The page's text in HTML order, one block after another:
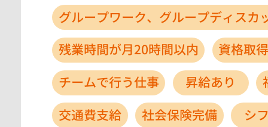
グループワーク、グループディスカ
残業時間が月20時間以内
資格取
チームで行う仕事
昇給あり
交通費支給
社会保険完備 シ